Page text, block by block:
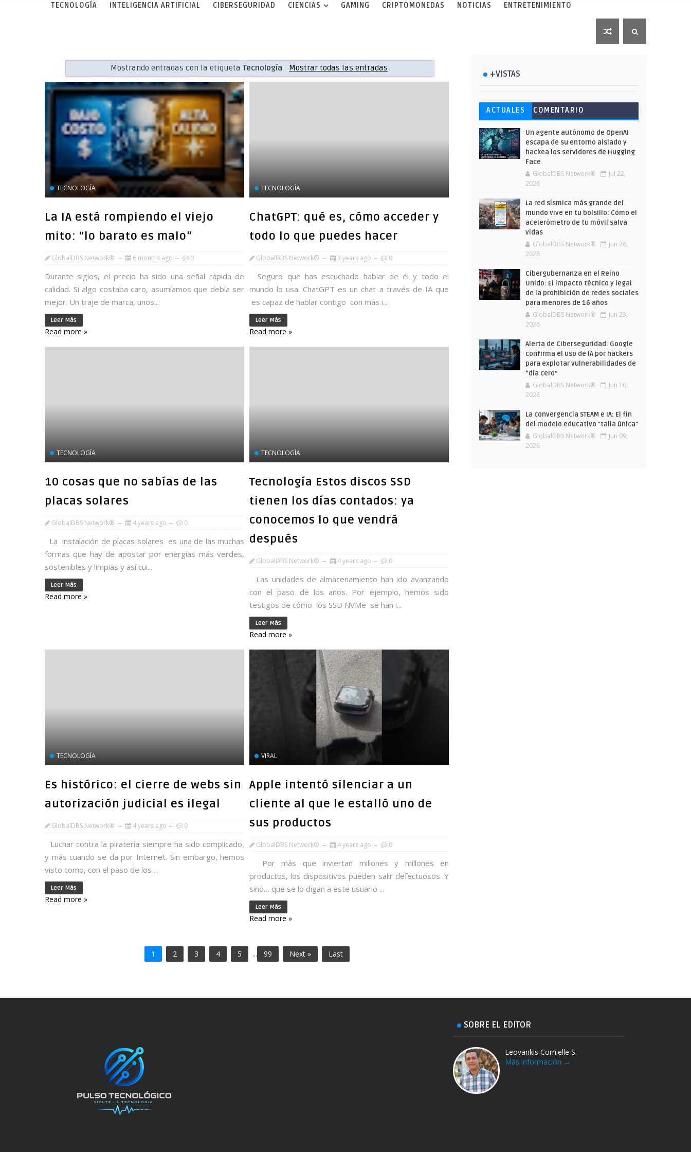
TECNOLOGÍA INTELIGENCIA ARTIFICIAL CIBERSEGURIDAD CIENCIAS GAMING CRIPTOMONEDAS NOTICIAS ENTRETENIMIENTO
Mostrando entradas con la etiquetaTecnología. Mostrar todas las entradas
TECNOLOGÍA
La IA está rompiendo el viejo
mito: “lo barato es malo”
GlobalDBS Network® 6 months ago 0
Durante siglos, el precio ha sido una señal rápida de
calidad. Si algo costaba caro, asumíamos que debía ser
mejor. Un traje de marca, unos...
Leer Más
Read more »
TECNOLOGÍA
ChatGPT: qué es, cómo acceder y
todo lo que puedes hacer
GlobalDBS Network® 3 years ago 0
Seguro que has escuchado hablar de él y todo el
mundo lo usa. ChatGPT es un chat a través de IA que
es capaz de hablar contigo con más i...
Leer Más
Read more »
TECNOLOGÍA
10 cosas que no sabías de las
placas solares
GlobalDBS Network® 4 years ago 0
La instalación de placas solares es una de las muchas
formas que hay de apostar por energías más verdes,
sostenibles y limpias y así cui...
Leer Más
Read more »
TECNOLOGÍA
Tecnología Estos discos SSD
tienen los días contados: ya
conocemos lo que vendrá
después
GlobalDBS Network® 4 years ago 0
Las unidades de almacenamiento han ido avanzando
con el paso de los años. Por ejemplo, hemos sido
testigos de cómo los SSD NVMe se han i...
Leer Más
Read more »
TECNOLOGÍA
Es histórico: el cierre de webs sin
autorización judicial es ilegal
GlobalDBS Network® 4 years ago 0
Luchar contra la piratería siempre ha sido complicado,
y más cuando se da por Internet. Sin embargo, hemos
visto como, con el paso de los ...
Leer Más
Read more »
VIRAL
Apple intentó silenciar a un
cliente al que le estalló uno de
sus productos
GlobalDBS Network® 4 years ago 0
Por más que inviertan millones y millones en
productos, los dispositivos pueden salir defectuosos. Y
sino… que se lo digan a este usuario ...
Leer Más
Read more »
1 2 3 4 5 ... 99 Next » Last
+VISTAS
Esto ha ocurrido cuando una
gran web ha dejado a la IA
escribir sobre Star Wars
Ahorra y compra de oferta:
Cuándo es más barato
comprar en Shein
Microsoft lanza unos cursos
gratuitos y limitados para
que te formes este verano
ACTUALES
COMENTARIO
Un agente autónomo de OpenAI
escapa de su entorno aislado y
hackea los servidores de Hugging
Face
GlobalDBS Network®
Jul 22,
2026
La red sísmica más grande del
mundo vive en tu bolsillo: Cómo el
acelerómetro de tu móvil salva
vidas
GlobalDBS Network®
Jun 26,
2026
Cibergubernanza en el Reino
Unido: El impacto técnico y legal
de la prohibición de redes sociales
para menores de 16 años
GlobalDBS Network®
Jun 23,
2026
Alerta de Ciberseguridad: Google
confirma el uso de IA por hackers
para explotar vulnerabilidades de
“día cero”
GlobalDBS Network®
Jun 10,
2026
La convergencia STEAM e IA: El fin
del modelo educativo "talla única"
GlobalDBS Network®
Jun 09,
2026
SOBRE EL EDITOR
Leovankis Cornielle S.
Más información →